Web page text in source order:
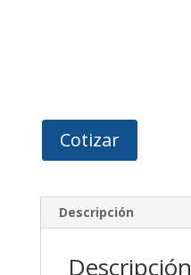
Cotizar
Descripción
Descripción